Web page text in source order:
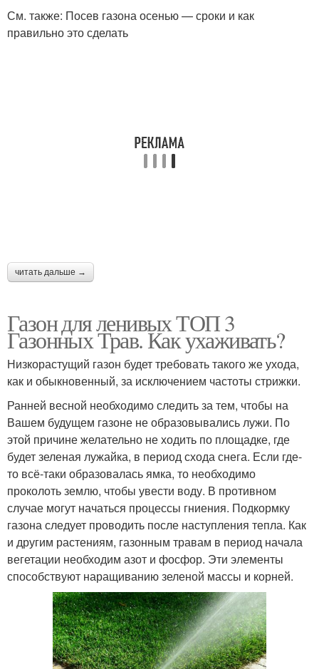
См. также: Посев газона осенью — сроки и как
правильно это сделать
читать дальше →
Газон для ленивых ТОП 3
Газонных Трав. Как ухаживать?
Низкорастущий газон будет требовать такого же ухода,
как и обыкновенный, за исключением частоты стрижки.
Ранней весной необходимо следить за тем, чтобы на
Вашем будущем газоне не образовывались лужи. По
этой причине желательно не ходить по площадке, где
будет зеленая лужайка, в период схода снега. Если где-
то всё-таки образовалась ямка, то необходимо
проколоть землю, чтобы увести воду. В противном
случае могут начаться процессы гниения. Подкормку
газона следует проводить после наступления тепла. Как
и другим растениям, газонным травам в период начала
вегетации необходим азот и фосфор. Эти элементы
способствуют наращиванию зеленой массы и корней.